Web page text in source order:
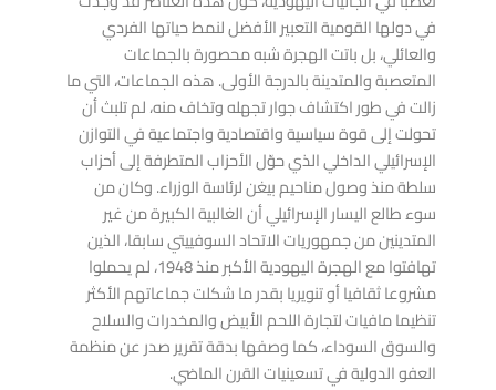
في دولها القومية التعبير الأفضل لنمط حياتها الفردي
والعائلي، بل باتت الهجرة شبه محصورة بالجماعات
المتعصبة والمتدينة بالدرجة الأولى. هذه الجماعات، التي ما
زالت في طور اكتشاف جوار تجهله وتخاف منه، لم تلبث أن
تحولت إلى قوة سياسية واقتصادية واجتماعية في التوازن
الإسرائيلي الداخلي الذي حوّل الأحزاب المتطرفة إلى أحزاب
سلطة منذ وصول مناحيم بيغن لرئاسة الوزراء. وكان من
سوء طالع اليسار الإسرائيلي أن الغالبية الكبيرة من غير
المتدينين من جمهوريات الاتحاد السوفييتي سابقا، الذين
تهافتوا مع الهجرة اليهودية الأكبر منذ 1948، لم يحملوا
مشروعا ثقافيا أو تنويريا بقدر ما شكلت جماعاتهم الأكثر
تنظيما مافيات لتجارة اللحم الأبيض والمخدرات والسلاح
والسوق السوداء، كما وصفها بدقة تقرير صدر عن منظمة
العفو الدولية في تسعينيات القرن الماضي.